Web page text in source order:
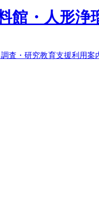
館・人形浄
調査・研究教育支援利用案